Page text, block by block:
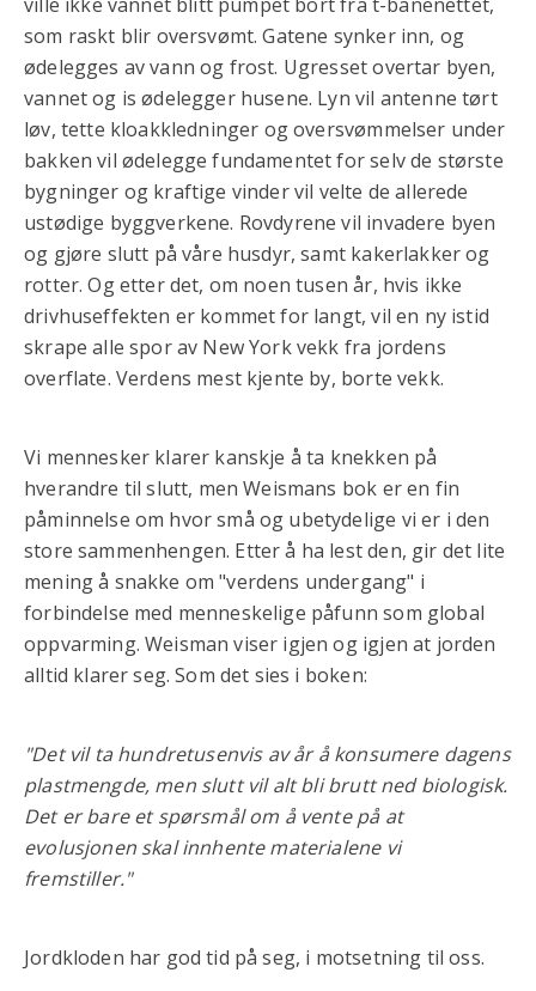
som raskt blir oversvømt. Gatene synker inn, og
ødelegges av vann og frost. Ugresset overtar byen,
vannet og is ødelegger husene. Lyn vil antenne tørt
løv, tette kloakkledninger og oversvømmelser under
bakken vil ødelegge fundamentet for selv de største
bygninger og kraftige vinder vil velte de allerede
ustødige byggverkene. Rovdyrene vil invadere byen
og gjøre slutt på våre husdyr, samt kakerlakker og
rotter. Og etter det, om noen tusen år, hvis ikke
drivhuseffekten er kommet for langt, vil en ny istid
skrape alle spor av New York vekk fra jordens
overflate. Verdens mest kjente by, borte vekk.
Vi mennesker klarer kanskje å ta knekken på
hverandre til slutt, men Weismans bok er en fin
påminnelse om hvor små og ubetydelige vi er i den
store sammenhengen. Etter å ha lest den, gir det lite
mening å snakke om "verdens undergang" i
forbindelse med menneskelige påfunn som global
oppvarming. Weisman viser igjen og igjen at jorden
alltid klarer seg. Som det sies i boken:
"Det vil ta hundretusenvis av år å konsumere dagens
plastmengde, men slutt vil alt bli brutt ned biologisk.
Det er bare et spørsmål om å vente på at
evolusjonen skal innhente materialene vi
fremstiller."
Jordkloden har god tid på seg, i motsetning til oss.